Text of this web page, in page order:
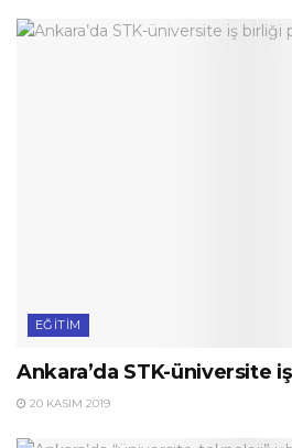
EĞITIM
Ankara’da STK-üniversite
20 KASIM 2019